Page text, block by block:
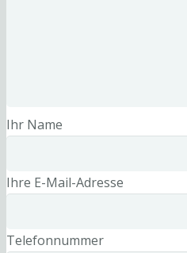
Ihr Name
Ihre E-Mail-Adresse
Telefonnummer